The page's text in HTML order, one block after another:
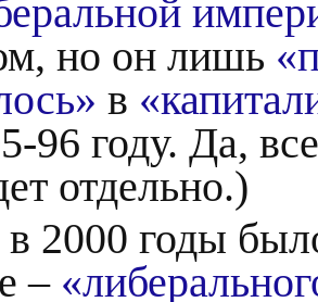
но он лишь
в
96 году. Да,
отдельно.)
в 2000 годы
–